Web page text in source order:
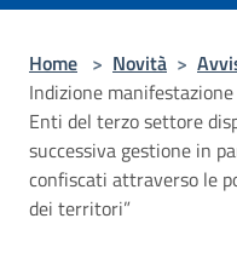
Home > Novità >
Indizione
Enti del terzo settore
successiva gestione in
confiscati attraverso le
dei territori”